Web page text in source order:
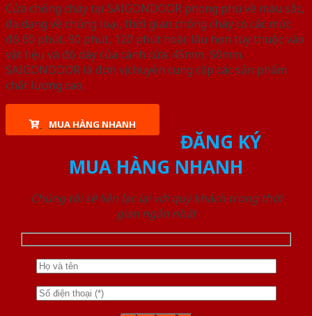
Cửa chống cháy tại SAIGONDOOR phong phú về màu sắc,
đa dạng về chủng loại, thời gian chống cháy có các mức
độ 60 phút, 90 phút, 120 phút hoặc lâu hơn tùy thuộc vào
vật liệu và độ dày của cánh cửa: 45mm, 50mm.
SAIGONDOOR là đơn vị chuyên cung cấp các sản phẩm
chất lượng cao.
MUA HÀNG NHANH
ĐĂNG KÝ
MUA HÀNG NHANH
Chúng tôi sẽ liên lạc lại với quý khách trong thời
gian ngắn nhất